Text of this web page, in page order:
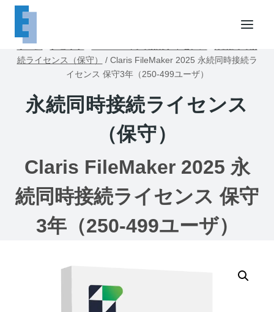
ホーム
続ライセンス（保守）
/ Claris FileMaker 2025 永続同時接続ラ
イセンス 保守3年（250-499ユーザ）
永続同時接続ライセンス
（保守）
Claris FileMaker 2025 永
続同時接続ライセンス 保守
3年（250-499ユーザ）